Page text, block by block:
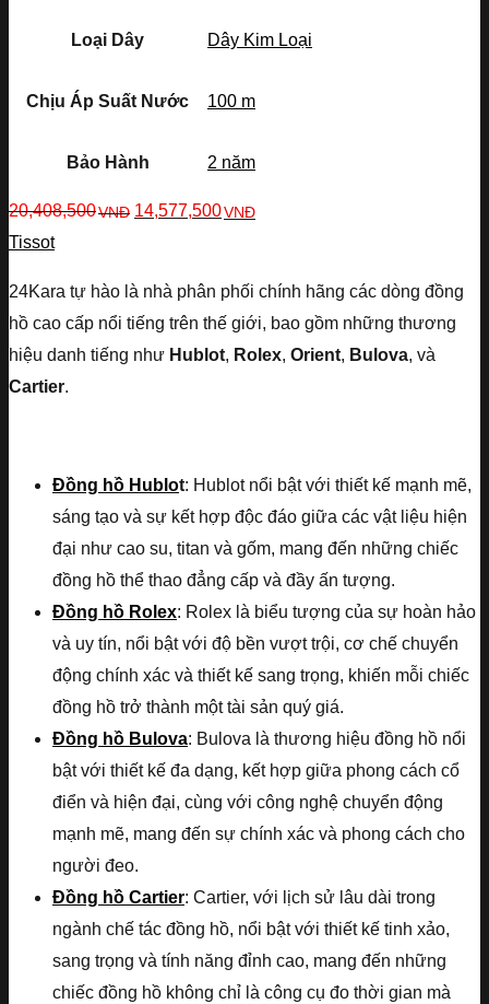
Loại Dây Dây Kim Loại
Chịu Áp Suất Nước 100 m
Bảo Hành 2 năm
20,408,500VNĐ 14,577,500VNĐ
Tissot
24Kara tự hào là nhà phân phối chính hãng các dòng đồng
hồ cao cấp nổi tiếng trên thế giới, bao gồm những thương
hiệu danh tiếng như Hublot, Rolex, Orient, Bulova, và
Cartier.
Đồng hồ Hublot: Hublot nổi bật với thiết kế mạnh mẽ,
sáng tạo và sự kết hợp độc đáo giữa các vật liệu hiện
đại như cao su, titan và gốm, mang đến những chiếc
đồng hồ thể thao đẳng cấp và đầy ấn tượng.
Đồng hồ Rolex: Rolex là biểu tượng của sự hoàn hảo
và uy tín, nổi bật với độ bền vượt trội, cơ chế chuyển
động chính xác và thiết kế sang trọng, khiến mỗi chiếc
đồng hồ trở thành một tài sản quý giá.
Đồng hồ Bulova: Bulova là thương hiệu đồng hồ nổi
bật với thiết kế đa dạng, kết hợp giữa phong cách cổ
điển và hiện đại, cùng với công nghệ chuyển động
mạnh mẽ, mang đến sự chính xác và phong cách cho
người đeo.
Đồng hồ Cartier: Cartier, với lịch sử lâu dài trong
ngành chế tác đồng hồ, nổi bật với thiết kế tinh xảo,
sang trọng và tính năng đỉnh cao, mang đến những
chiếc đồng hồ không chỉ là công cụ đo thời gian mà